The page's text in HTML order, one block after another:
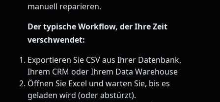
manuell reparieren.
Der typische Workflow, der Ihre Zeit
verschwendet:
Exportieren Sie CSV aus Ihrer Datenbank,
Ihrem CRM oder Ihrem Data Warehouse
Öffnen Sie Excel und warten Sie, bis es
geladen wird (oder abstürzt).